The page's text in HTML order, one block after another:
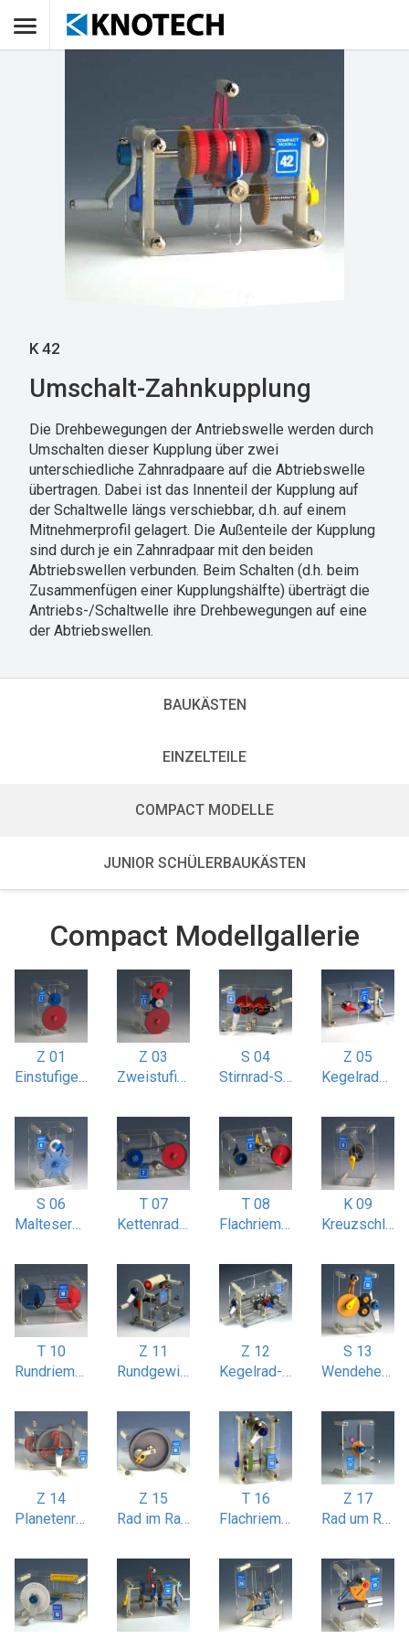
K 42
Umschalt-Zahnkupplung
Die Drehbewegungen der Antriebswelle werden durch
Umschalten dieser Kupplung über zwei
unterschiedliche Zahnradpaare auf die Abtriebswelle
übertragen. Dabei ist das Innenteil der Kupplung auf
der Schaltwelle längs verschiebbar, d.h. auf einem
Mitnehmerprofil gelagert. Die Außenteile der Kupplung
sind durch je ein Zahnradpaar mit den beiden
Abtriebswellen verbunden. Beim Schalten (d.h. beim
Zusammenfügen einer Kupplungshälfte) überträgt die
Antriebs-/Schaltwelle ihre Drehbewegungen auf eine
der Abtriebswellen.
BAUKÄSTEN
EINZELTEILE
COMPACT MODELLE
JUNIOR SCHÜLERBAUKÄSTEN
Compact Modellgallerie
Z 01
Einstufiges Stirnradgetriebe
Z 03
Zweistufiges Stirnradgetriebe mit Doppelübersetzung
S 04
Stirnrad-Schaltgetriebe
Z 05
Kegelradgetriebe i 1:1 und 1:2
S 06
Malteserkreuz-Getriebe 6-nutig
T 07
Kettenradantrieb mit Spannrad
T 08
Flachriemenantrieb mit Spannrolle
K 09
Kreuzschlitz / Oldhamkupplung
T 10
Rundriemen-Stufenscheibenantrieb
Z 11
Rundgewindeschneiden
Z 12
Kegelrad-Wendegetriebe
S 13
Wendeherzgetriebe
Z 14
Planetenradgetriebe
Z 15
Rad im Rad Bewegung (Hypozykloide)
T 16
Flachriemenantrieb gekreuzt
Z 17
Rad um Rad Bewegung